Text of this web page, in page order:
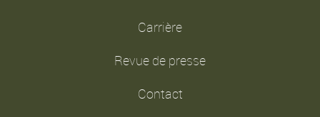
Carrière
Revue de presse
Contact